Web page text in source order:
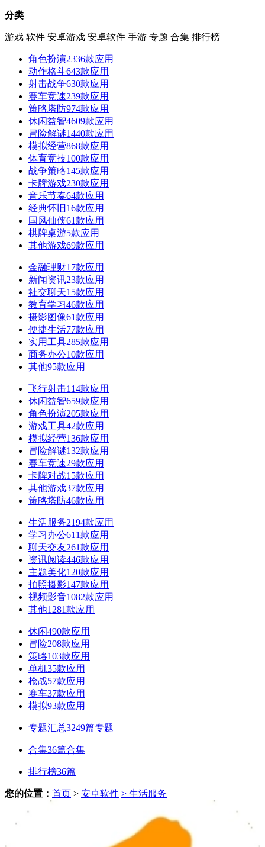
分类
游戏 软件 安卓游戏 安卓软件 手游 专题 合集 排行榜
角色扮演2336款应用
动作格斗643款应用
射击战争630款应用
赛车竞速239款应用
策略塔防974款应用
休闲益智4609款应用
冒险解谜1440款应用
模拟经营868款应用
体育竞技100款应用
战争策略145款应用
卡牌游戏230款应用
音乐节奏64款应用
经典怀旧 16款应用
国风仙侠61款应用
棋牌桌游5款应用
其他游戏69款应用
金融理财17款应用
新闻资讯23款应用
社交聊天15款应用
教育学习46款应用
摄影图像61款应用
便捷生活77款应用
实用工具285款应用
商务办公10款应用
其他95款应用
飞行射击114款应用
休闲益智659款应用
角色扮演205款应用
游戏工具42款应用
模拟经营136款应用
冒险解谜132款应用
赛车竞速29款应用
卡牌对战15款应用
其他游戏37款应用
策略塔防46款应用
生活服务2194款应用
学习办公611款应用
聊天交友261款应用
资讯阅读446款应用
主题美化120款应用
拍照摄影147款应用
视频影音1082款应用
其他1281款应用
休闲490款应用
冒险208款应用
策略103款应用
单机35款应用
枪战57款应用
赛车37款应用
模拟93款应用
专题汇总3249篇专题
合集36篇合集
排行榜36篇
您的位置： 首页 > 安卓软件 > 生活服务